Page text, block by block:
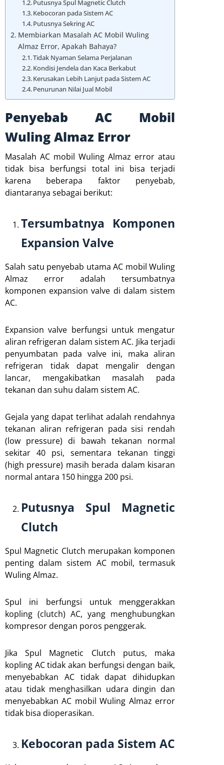
Putusnya Spul Magnetic Clutch
Kebocoran pada Sistem AC
Putusnya Sekring AC
Membiarkan Masalah AC Mobil Wuling
Almaz Error, Apakah Bahaya?
Tidak Nyaman Selama Perjalanan
Kondisi Jendela dan Kaca Berkabut
Kerusakan Lebih Lanjut pada Sistem AC
Penurunan Nilai Jual Mobil
Penyebab AC Mobil
Wuling Almaz Error
Masalah AC mobil Wuling Almaz error atau
tidak bisa berfungsi total ini bisa terjadi
karena beberapa faktor penyebab,
diantaranya sebagai berikut:
Tersumbatnya Komponen
Expansion Valve
Salah satu penyebab utama AC mobil Wuling
Almaz error adalah tersumbatnya
komponen expansion valve di dalam sistem
AC.
Expansion valve berfungsi untuk mengatur
aliran refrigeran dalam sistem AC. Jika terjadi
penyumbatan pada valve ini, maka aliran
refrigeran tidak dapat mengalir dengan
lancar, mengakibatkan masalah pada
tekanan dan suhu dalam sistem AC.
Gejala yang dapat terlihat adalah rendahnya
tekanan aliran refrigeran pada sisi rendah
(low pressure) di bawah tekanan normal
sekitar 40 psi, sementara tekanan tinggi
(high pressure) masih berada dalam kisaran
normal antara 150 hingga 200 psi.
Putusnya Spul Magnetic
Clutch
Spul Magnetic Clutch merupakan komponen
penting dalam sistem AC mobil, termasuk
Wuling Almaz.
Spul ini berfungsi untuk menggerakkan
kopling (clutch) AC, yang menghubungkan
kompresor dengan poros penggerak.
Jika Spul Magnetic Clutch putus, maka
kopling AC tidak akan berfungsi dengan baik,
menyebabkan AC tidak dapat dihidupkan
atau tidak menghasilkan udara dingin dan
menyebabkan AC mobil Wuling Almaz error
tidak bisa dioperasikan.
Kebocoran pada Sistem AC